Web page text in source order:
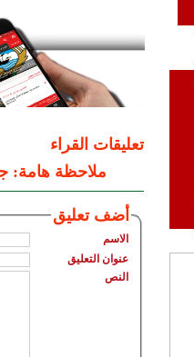
تعليقات القراء
ملاحظة هامة:
أضف تعليق
الاسم
عنوان التعليق
النص